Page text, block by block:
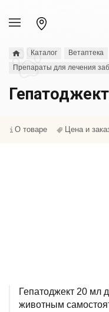
Каталог
Ветаптека
Препараты для лечения
О товаре Цена и
Гепатоджект 20 мл
животным